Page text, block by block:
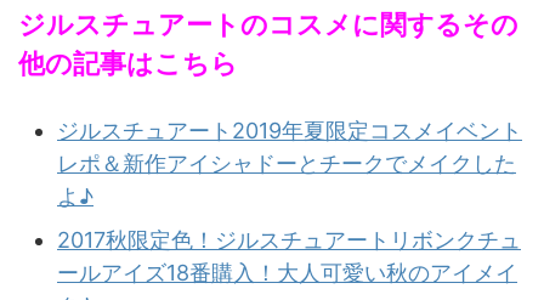
ジルスチュアートのコスメに関するその
他の記事はこちら
ジルスチュアート2019年夏限定コスメイベント
レポ＆新作アイシャドーとチークでメイクした
よ♪
2017秋限定色！ジルスチュアートリボンクチュ
ールアイズ18番購入！大人可愛い秋のアイメイ